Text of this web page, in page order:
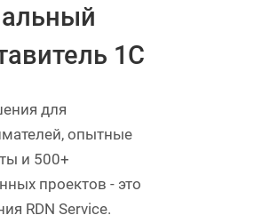
1С
для
опытные
и 500+
проектов - это
RDN Service.